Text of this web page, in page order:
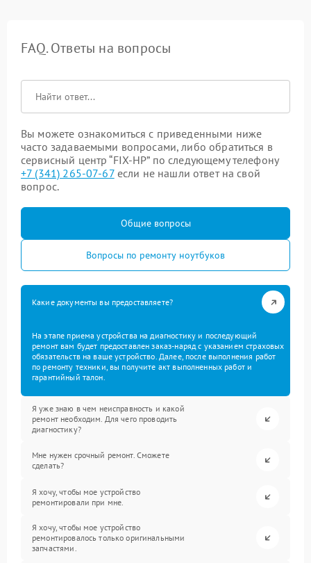
FAQ. Ответы на вопросы
Вы можете ознакомиться с приведенными ниже
часто задаваемыми вопросами, либо обратиться в
сервисный центр “FIX-HP” по следующему телефону
+7 (341) 265-07-67если не нашли ответ на свой
вопрос.
Общие вопросы
Вопросы по ремонту ноутбуков
Какие документы вы предоставляете?
На этапе приема устройства на диагностику и последующий
ремонт вам будет предоставлен заказ-наряд с указанием страховых
обязательств на ваше устройство. Далее, после выполнения работ
по ремонту техники, вы получите акт выполненных работ и
гарантийный талон.
Я уже знаю в чем неисправность и какой
ремонт необходим. Для чего проводить
диагностику?
Мне нужен срочный ремонт. Сможете
сделать?
Я хочу, чтобы мое устройство
ремонтировали при мне.
Я хочу, чтобы мое устройство
ремонтировалось только оригинальными
запчастями.